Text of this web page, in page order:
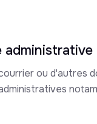
administrative
ou d'autres